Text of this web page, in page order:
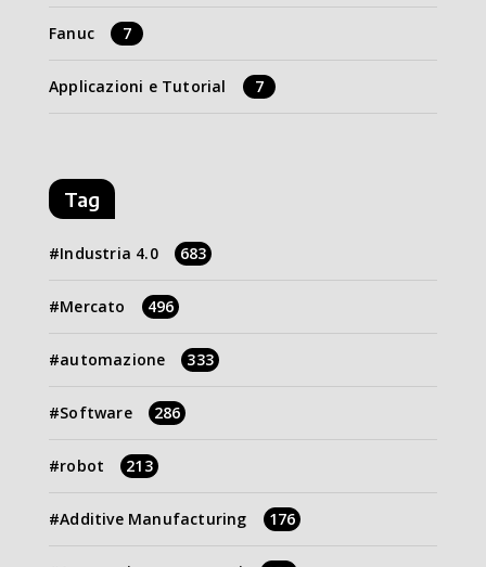
Fanuc 7
Applicazioni e Tutorial 7
Tag
Industria 4.0 683
Mercato 496
automazione 333
Software 286
robot 213
Additive Manufacturing 176